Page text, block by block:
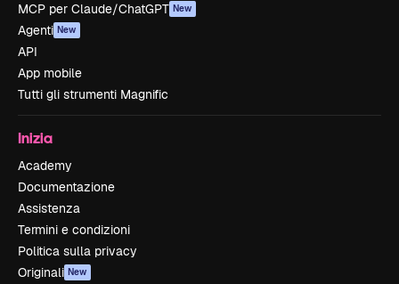
MCP per Claude/ChatGPT New
Agenti New
API
App mobile
Tutti gli strumenti Magnific
Inizia
Academy
Documentazione
Assistenza
Termini e condizioni
Politica sulla privacy
Originali New